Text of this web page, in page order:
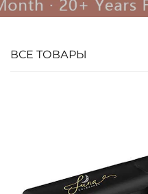
ВСЕ ТОВАРЫ